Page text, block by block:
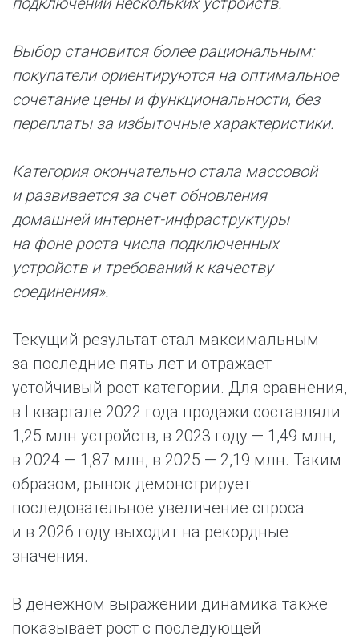
Выбор становится более рациональным:
покупатели ориентируются на оптимальное
сочетание цены и функциональности, без
переплаты за избыточные характеристики.
Категория окончательно стала массовой
и развивается за счет обновления
домашней интернет-инфраструктуры
на фоне роста числа подключенных
устройств и требований к качеству
соединения».
Текущий результат стал максимальным
за последние пять лет и отражает
устойчивый рост категории. Для сравнения,
в I квартале 2022 года продажи составляли
1,25 млн устройств, в 2023 году — 1,49 млн,
в 2024 — 1,87 млн, в 2025 — 2,19 млн. Таким
образом, рынок демонстрирует
последовательное увеличение спроса
и в 2026 году выходит на рекордные
значения.
В денежном выражении динамика также
показывает рост с последующей